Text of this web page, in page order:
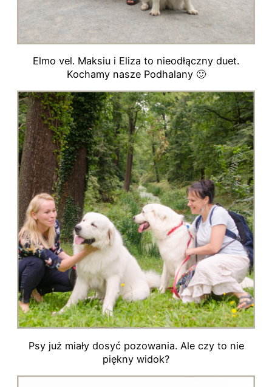
Elmo vel. Maksiu i Eliza to nieodłączny duet.
Kochamy nasze Podhalany 🙂
Psy już miały dosyć pozowania. Ale czy to nie
piękny widok?